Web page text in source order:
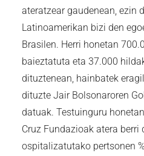
ateratzear gaudenean, ezin
Latinoamerikan bizi den
Brasilen. Herri honetan
baieztatuta eta 37.000
dituztenean, hainbatek
dituzte Jair Bolsonaroren
datuak. Testuinguru
Cruz Fundazioak atera berri
ospitalizatutako pertsonen